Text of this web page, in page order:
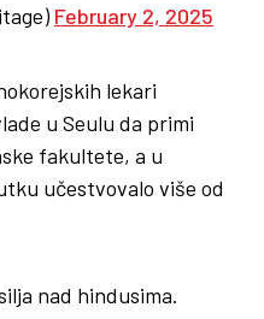
February 2, 2025
lekari
u Seulu da primi
fakultete, a u
učestvovalo više od
nad hindusima.